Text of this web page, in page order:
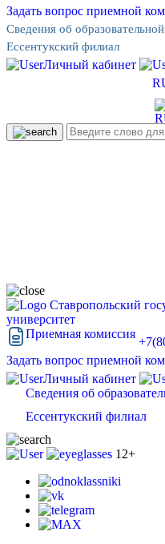
Задать вопрос приемной
Сведения об
Ессентукский филиал
Личный кабинет
Ставропольский
университет
Приемная комиссия
Задать вопрос приемной
Личный кабинет
Сведения об
Ессентукский филиал
12+